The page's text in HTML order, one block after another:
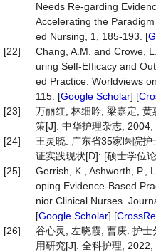
Needs Re-garding
Accelerating the
ed Nursing, 1, 185-193. [
[22]
Chang, A.M. and Crowe,
uring Self-Efficacy and
ed Practice. Worldviews
115. [Google Scholar] [
[23]
万丽红, 林细吟, 梁嘉定,
策[J]. 中华护理杂志, 2004,
[24]
王灵晓. 广东省35家医院
证实践现状[D]: [硕士学位
[25]
Gerrish, K., Ashworth, P.,
oping Evidence-Based
nior Clinical Nurses.
[Google Scholar] [
[26]
谷心灵, 左晓霞, 曹庚. 护
用研究[J]. 全科护理,